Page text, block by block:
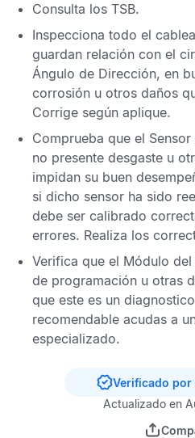
Consulta los TSB.
Inspecciona todo el
guardan relación con el
Ángulo de Dirección, en
corrosión u otros daños
Corrige según aplique.
Comprueba que el
no presente desgaste u
impidan su buen
si dicho sensor ha sido
debe ser calibrado
errores. Realiza los
Verifica que el Módulo del
de programación u otras
que este es un
recomendable acudas a
especializado.
Verificado por
Actualizado en